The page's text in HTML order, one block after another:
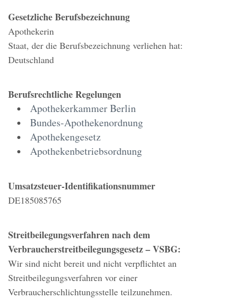
Gesetzliche Berufsbezeichnung
Apothekerin
Staat, der die Berufsbezeichnung verliehen hat:
Deutschland
Berufsrechtliche Regelungen
Apothekerkammer Berlin
Bundes-Apothekenordnung
Apothekengesetz
Apothekenbetriebsordnung
Umsatzsteuer-Identifikationsnummer
DE185085765
Streitbeilegungsverfahren nach dem
Verbraucherstreitbeilegungsgesetz – VSBG:
Wir sind nicht bereit und nicht verpflichtet an
Streitbeilegungsverfahren vor einer
Verbraucherschlichtungsstelle teilzunehmen.